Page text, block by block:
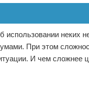
использовании неких
При этом
И чем сложнее